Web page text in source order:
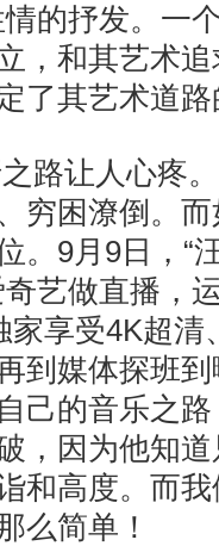
的抒发。一
，和其艺术
了其艺术道
路让人心疼
穷困潦倒。
。9月9日，“
艺做直播，
享受4K超清
到媒体探班
己的音乐之
，因为他知
和高度。而
么简单！